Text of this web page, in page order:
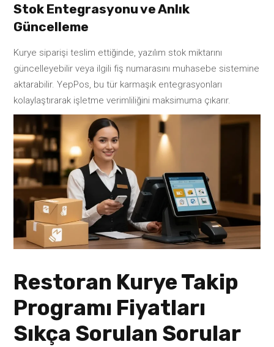
Stok Entegrasyonu ve Anlık
Güncelleme
Kurye siparişi teslim ettiğinde, yazılım stok miktarını
güncelleyebilir veya ilgili fiş numarasını muhasebe sistemine
aktarabilir. YepPos, bu tür karmaşık entegrasyonları
kolaylaştırarak işletme verimliliğini maksimuma çıkarır.
Restoran Kurye Takip
Programı Fiyatları
Sıkça Sorulan Sorular